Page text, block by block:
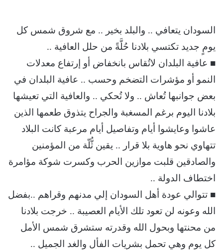
السودان يتعافي .. والبلد بخير .. مع شروق شمس كل
يومٍ جديد تكتسي بلادنا حُلَّةً من حلل العافية ..
■ عافية البلدان لاتُقاس بانخفاض أو إرتفاع معدلات
النمو أو مؤشرات التضخم وحسب .. عافية البلدان في
بعض جوانبها تُعاش .. ولا تُحكي .. والعافية التي تعيشها
بلادنا اليوم برغم المسغبة والجراح يتذوق طعمها الذين
عاشوا وعايشوا أيام وتفاصيل أيام مرعبة كانت البلاد
تتهاوي نحو هاوية بلا قرار .. يقين ثُّلّة من المؤمنين
والصادقين قلبت موازين الحرب وكسرت شوكة مؤامرة
اختطاف الدولة ..
■ تتوالي عودة أهل السودان إلي مدنهم وقراهم ..بفضل
الله وعونه لن تعود تلك الأيام العصيبة .. خرجت بلادنا
من محنتها وبحول الله وقدرته ستشرق شمس الأمل
كل يوم وهي تحمل بشريات الفأل والغد الجميل ..